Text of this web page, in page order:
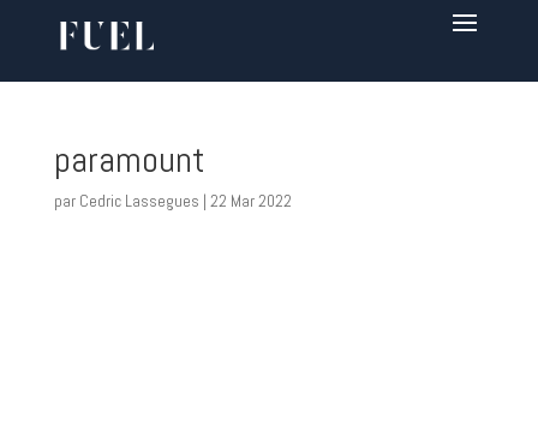
paramount
par Cedric Lassegues | 22 Mar 2022